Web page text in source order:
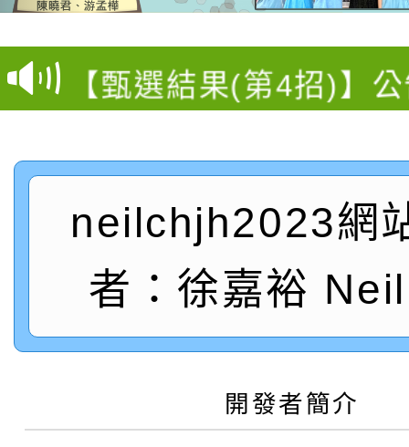
結果(第13招)
學年度第1學期第9次
【甄選結果(第4招)】
結果(第4招)
學年度第1學期第7次代
結果(第12招)
轉知：桃園市115學年
賽及師生本土語及新住
賽實施要點
轉知：「桃園市115學
比賽實施要點」
轉知：「115年金融知
畫影片一案
劇比賽實施要點」及修
轉知：桃園市115年度
neilchjh2023網
者：徐嘉裕
開發者簡介